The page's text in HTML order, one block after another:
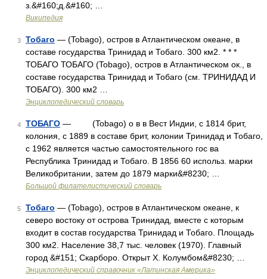
з.&#160;д.&#160; …
Википедия
3 Тобаго — (Tobago), остров в Атлантическом океане, в
составе государства Тринидад и Тобаго. 300 км2. * * *
ТОБАГО ТОБАГО (Tobago), остров в Атлантическом ок., в
составе государства Тринидад и Тобаго (см. ТРИНИДАД И
ТОБАГО). 300 км2 …
Энциклопедический словарь
4 ТОБАГО — (Tobago) о в в Вест Индии, с 1814 брит,
колония, с 1889 в составе брит, колонии Тринидад и Тобаго,
с 1962 является частью самостоятельного гос ва
Республика Тринидад и Тобаго. В 1856 60 использ. марки
Великобритании, затем до 1879 марки&#8230; …
Большой филателистический словарь
5 Тобаго — (Tobago), остров в Атлантическом океане, к
северо востоку от острова Тринидад, вместе с которым
входит в состав государства Тринидад и Тобаго. Площадь
300 км2. Население 38,7 тыс. человек (1970). Главный
город &#151; Скарборо. Открыт X. Колумбом&#8230; …
Энциклопедический справочник «Латинская Америка»